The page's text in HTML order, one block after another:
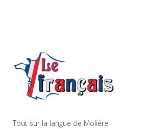
Tout sur la langue de Molière